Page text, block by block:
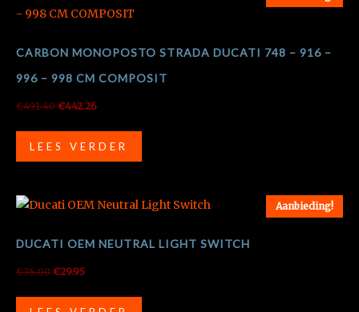
CARBON MONOPOSTO STRADA DUCATI 748 – 916 –
996 – 998 CM COMPOSIT
€491.40 Oorspronkelijke
was:
€491.40.
€442.26Huidige
is:
€442.26.
LEES VERDER
Aanbieding!
DUCATI OEM NEUTRAL LIGHT SWITCH
€36.00 Oorspronkelijke
was:
€29.95Huidige
is: